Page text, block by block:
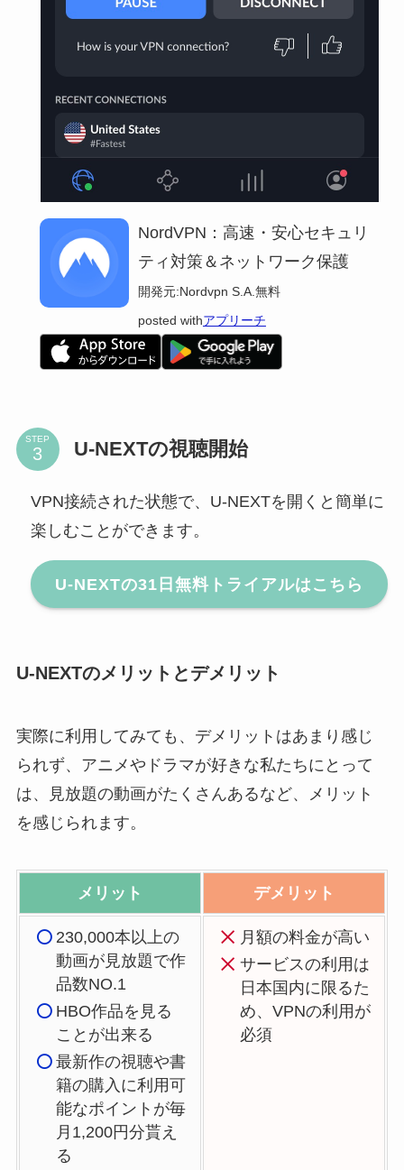
NordVPN：高速・安心セキュリ
ティ対策＆ネットワーク保護
開発元:Nordvpn S.A. 無料
posted withアプリーチ
STEP U-NEXTの視聴開始
VPN接続された状態で、U-NEXTを開くと簡単に
楽しむことができます。
U-NEXTの31日無料トライアルはこちら
U-NEXTのメリットとデメリット
実際に利用してみても、デメリットはあまり感じ
られず、アニメやドラマが好きな私たちにとって
は、見放題の動画がたくさんあるなど、メリット
を感じられます。
メリット デメリット
230,000本以上の
動画が見放題で作
品数NO.1
HBO作品を見る
ことが出来る
最新作の視聴や書
籍の購入に利用可
能なポイントが毎
月1,200円分貰え
る
月額の料金が高い
サービスの利用は
日本国内に限るた
め、VPNの利用が
必須